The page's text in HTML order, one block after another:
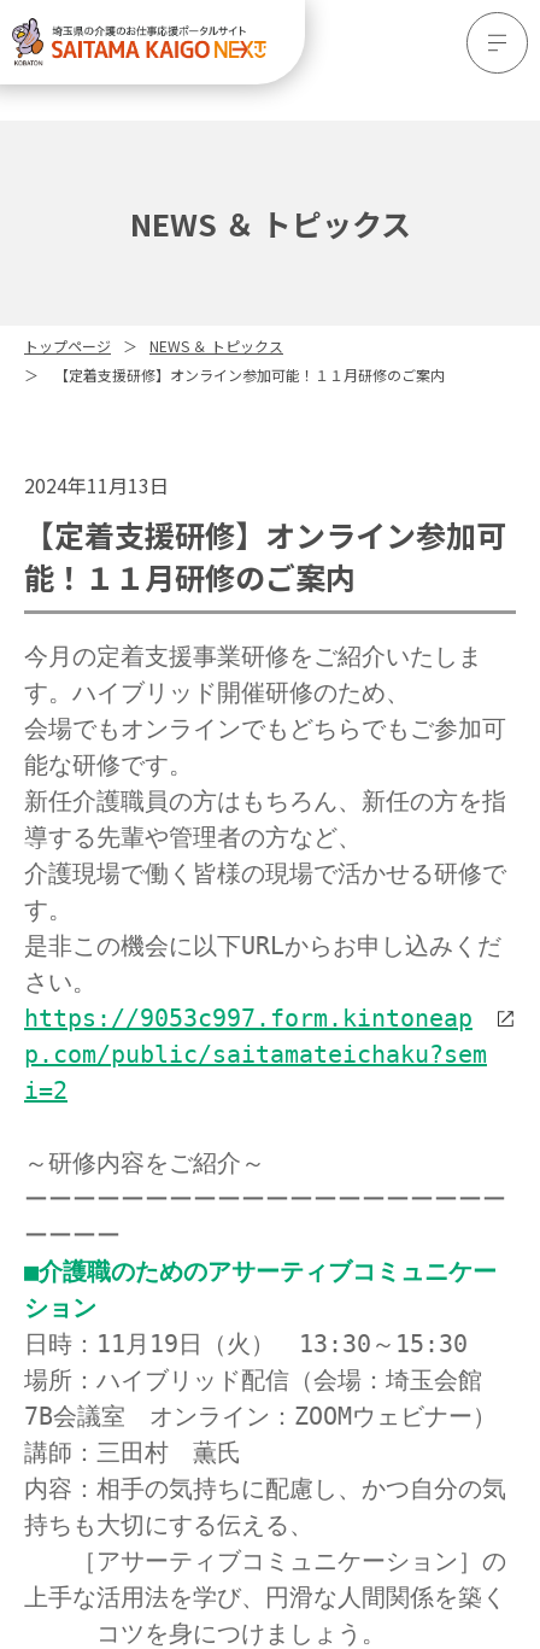
NEWS ＆ トピックス
トップページ
NEWS ＆ トピックス
【定着支援研修】オンライン参加可能！１１月研修のご案内
2024年11月13日
【定着支援研修】オンライン参加可
能！１１月研修のご案内
今月の定着支援事業研修をご紹介いたしま
す。ハイブリッド開催研修のため、
会場でもオンラインでもどちらでもご参加可
能な研修です。
新任介護職員の方はもちろん、新任の方を指
導する先輩や管理者の方など、
介護現場で働く皆様の現場で活かせる研修で
す。
是非この機会に以下URLからお申し込みくだ
https://9053c997.form.kintoneap
p.com/public/saitamateichaku?sem
～研修内容をご紹介～
ーーーーーーーーーーーーーーーーーーーー
■介護職のためのアサーティブコミュニケー
ション
日時：11月19日（火）　13:30～15:30
場所：ハイブリッド配信（会場：埼玉会館
7B会議室　オンライン：ZOOMウェビナー）
講師：三田村　薫氏
内容：相手の気持ちに配慮し、かつ自分の気
持ちも大切にする伝える、
［アサーティブコミュニケーション］の
上手な活用法を学び、円滑な人間関係を築く
コツを身につけましょう。